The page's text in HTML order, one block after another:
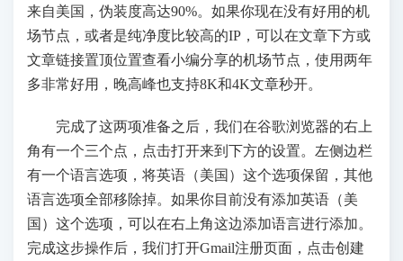
来自美国，伪装度高达90%。如果你现在没有好用的机
场节点，或者是纯净度比较高的IP，可以在文章下方或
文章链接置顶位置查看小编分享的机场节点，使用两年
多非常好用，晚高峰也支持8K和4K文章秒开。
完成了这两项准备之后，我们在谷歌浏览器的右上
角有一个三个点，点击打开来到下方的设置。左侧边栏
有一个语言选项，将英语（美国）这个选项保留，其他
语言选项全部移除掉。如果你目前没有添加英语（美
国）这个选项，可以在右上角这边添加语言进行添加。
完成这步操作后，我们打开Gmail注册页面，点击创建